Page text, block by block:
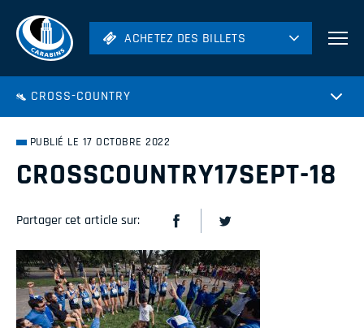
ACHETEZ DES BILLETS
Hockey
ACHETEZ DES BILLETS
CROSS-COUNTRY
PUBLIÉ LE 17 OCTOBRE 2022
CROSSCOUNTRY17SEPT-18
Partager cet article sur: